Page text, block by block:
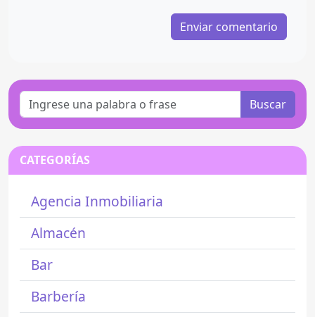
Buscar
CATEGORÍAS
Agencia Inmobiliaria
Almacén
Bar
Barbería